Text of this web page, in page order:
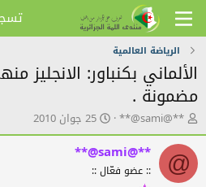
الرياضة العالمية
الألماني بكنباور:
مضمونة .
ك
ا
ت
ب
ا
**@sami@** ت
ا
ر
ي
خ
25 جوان 2010
@
**@sami@**
:: عضو فعّال ::